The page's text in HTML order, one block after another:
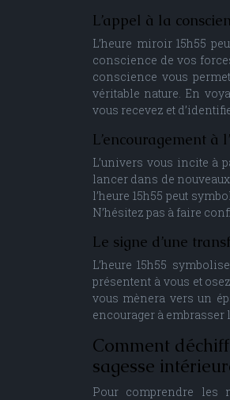
L’appel à la
L’heure miroir 15h55
conscience de vos
conscience vous
véritable nature. En
vous recevez et
L’encouragement à
L’univers vous incite à
lancer dans de
l’heure 15h55 peut
N’hésitez pas à faire
Le signe d’une
L’heure 15h55
présentent à vous et
vous mènera vers un
encourager à embrasser
Comment
sagesse
Pour comprendre les